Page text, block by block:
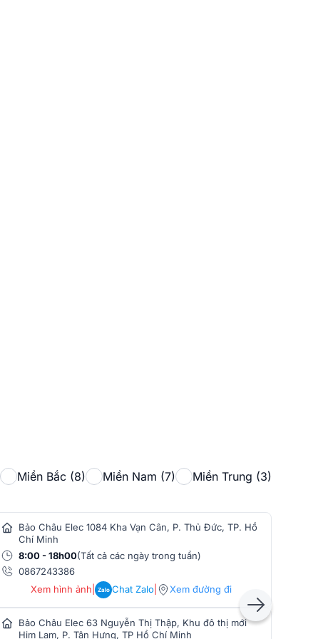
Miền Bắc (8) Miền Nam (7) Miền Trung (3)
Bảo Châu Elec 1084 Kha Vạn Cân, P. Thủ Đức, TP. Hồ
Chí Minh
8:00 - 18h00(Tất cả các ngày trong tuần)
0867243386
Xem hình ảnh | Zalo Chat Zalo Xem đường đi
Bảo Châu Elec 63 Nguyễn Thị Thập, Khu đô thị mới
Him Lam, P. Tân Hưng, TP Hồ Chí Minh